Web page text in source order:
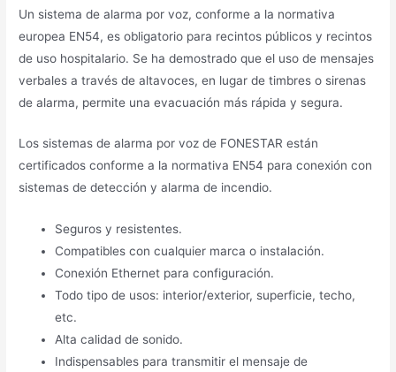
Un sistema de alarma por voz, conforme a la normativa
europea EN54, es obligatorio para recintos públicos y recintos
de uso hospitalario. Se ha demostrado que el uso de mensajes
verbales a través de altavoces, en lugar de timbres o sirenas
de alarma, permite una evacuación más rápida y segura.
Los sistemas de alarma por voz de FONESTAR están
certificados conforme a la normativa EN54 para conexión con
sistemas de detección y alarma de incendio.
Seguros y resistentes.
Compatibles con cualquier marca o instalación.
Conexión Ethernet para configuración.
Todo tipo de usos: interior/exterior, superficie, techo,
etc.
Alta calidad de sonido.
Indispensables para transmitir el mensaje de